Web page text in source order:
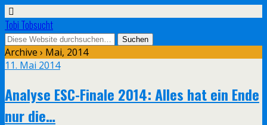
Tobi Tobsucht
Archive › Mai, 2014
11. Mai 2014
Analyse ESC-Finale 2014: Alles hat ein Ende
nur die…